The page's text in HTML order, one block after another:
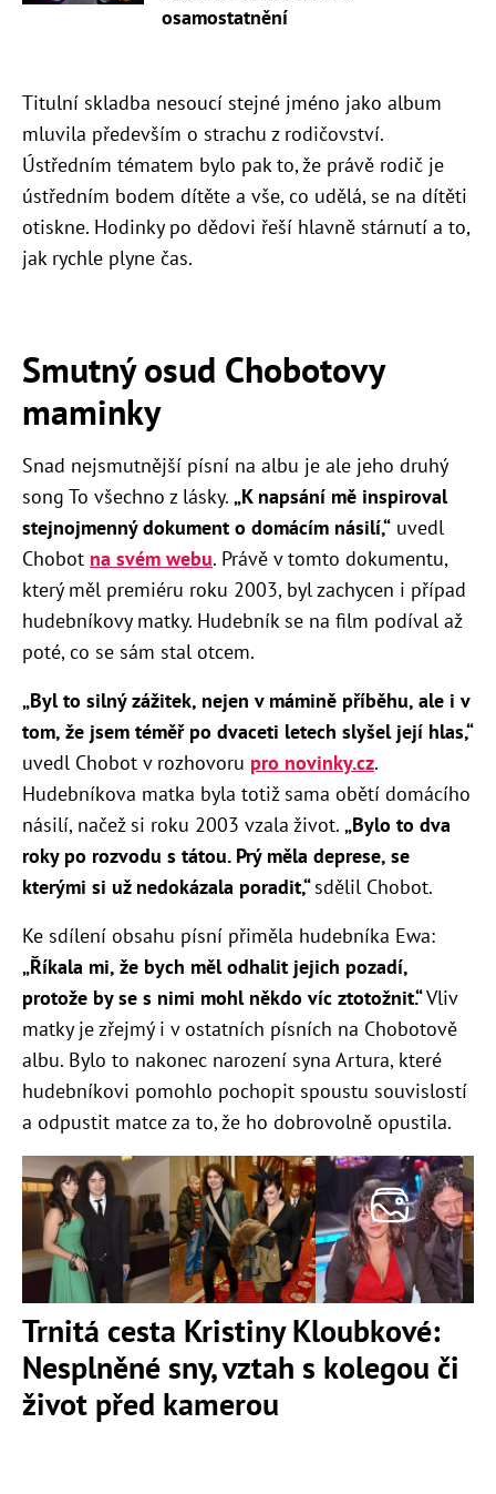
osamostatnění
Titulní skladba nesoucí stejné jméno jako album
mluvila především o strachu z rodičovství.
Ústředním tématem bylo pak to, že právě rodič je
ústředním bodem dítěte a vše, co udělá, se na dítěti
otiskne. Hodinky po dědovi řeší hlavně stárnutí a to,
jak rychle plyne čas.
Smutný osud Chobotovy
maminky
Snad nejsmutnější písní na albu je ale jeho druhý
song To všechno z lásky. „K napsání mě inspiroval
stejnojmenný dokument o domácím násilí,“ uvedl
Chobot na svém webu. Právě v tomto dokumentu,
který měl premiéru roku 2003, byl zachycen i případ
hudebníkovy matky. Hudebník se na film podíval až
poté, co se sám stal otcem.
„Byl to silný zážitek, nejen v mámině příběhu, ale i v
tom, že jsem téměř po dvaceti letech slyšel její hlas,“
uvedl Chobot v rozhovoru pro novinky.cz.
Hudebníkova matka byla totiž sama obětí domácího
násilí, načež si roku 2003 vzala život. „Bylo to dva
roky po rozvodu s tátou. Prý měla deprese, se
kterými si už nedokázala poradit,“sdělil Chobot.
Ke sdílení obsahu písní přiměla hudebníka Ewa:
„Říkala mi, že bych měl odhalit jejich pozadí,
protože by se s nimi mohl někdo víc ztotožnit.“Vliv
matky je zřejmý i v ostatních písních na Chobotově
albu. Bylo to nakonec narození syna Artura, které
hudebníkovi pomohlo pochopit spoustu souvislostí
a odpustit matce za to, že ho dobrovolně opustila.
Trnitá cesta Kristiny Kloubkové:
Nesplněné sny, vztah s kolegou či
život před kamerou